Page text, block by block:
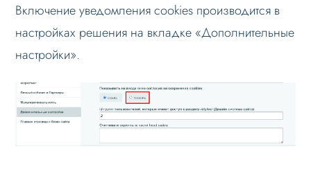
Дизайн
Оформление контента
Мультирегиональность
Меню сайта
Блоки / секции сайта
Включение уведомления cookies производится в
настройках решения на вкладке «Дополнительные
настройки».